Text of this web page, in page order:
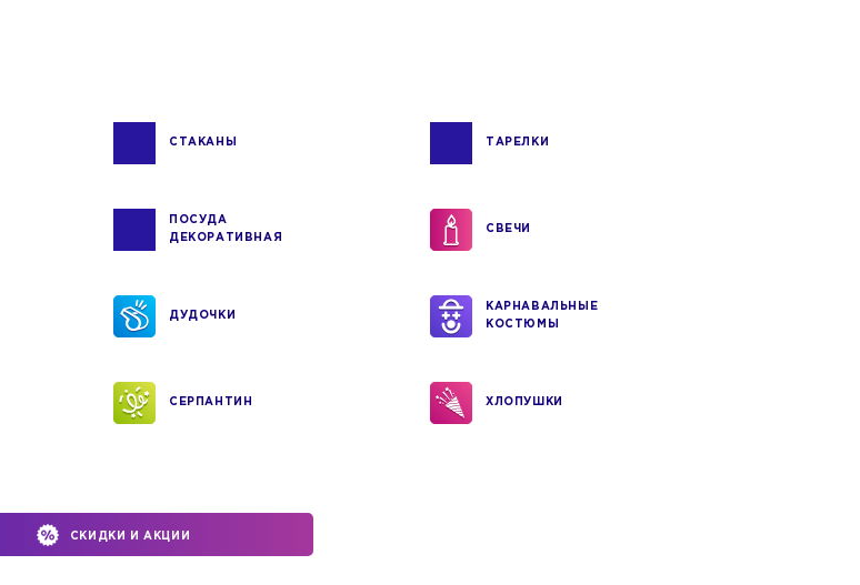
СТАКАНЫ ТАРЕЛКИ
ПОСУДА
ДЕКОРАТИВНАЯ
СВЕЧИ
ДУДОЧКИ
КАРНАВАЛЬНЫЕ
КОСТЮМЫ
СЕРПАНТИН ХЛОПУШКИ
СКИДКИ И АКЦИИ